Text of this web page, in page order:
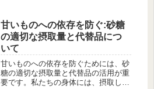
良い旬の食材を使ったレシピ 冬の家
庭料理:寒い季節に暖まる栄養満点
の...
甘いものへの依存を防ぐ:砂糖
の適切な摂取量と代替品につ
いて
甘いものへの依存を防ぐためには、砂
糖の適切な摂取量と代替品の活用が重
要です。私たちの身体には、摂取した